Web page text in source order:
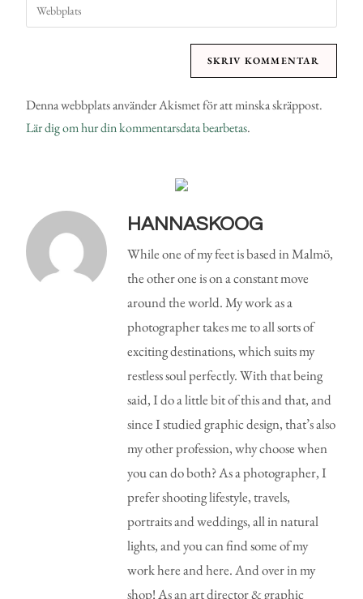
Denna webbplats använder Akismet för att minska skräppost.
Lär dig om hur din kommentarsdata bearbetas.
HANNASKOOG
While one of my feet is based in Malmö,
the other one is on a constant move
around the world. My work as a
photographer takes me to all sorts of
exciting destinations, which suits my
restless soul perfectly. With that being
said, I do a little bit of this and that, and
since I studied graphic design, that’s also
my other profession, why choose when
you can do both? As a photographer, I
prefer shooting lifestyle, travels,
portraits and weddings, all in natural
lights, and you can find some of my
work here and here. And over in my
shop! As an art director & graphic